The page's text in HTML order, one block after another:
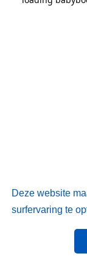
Deze website
surfervaring te